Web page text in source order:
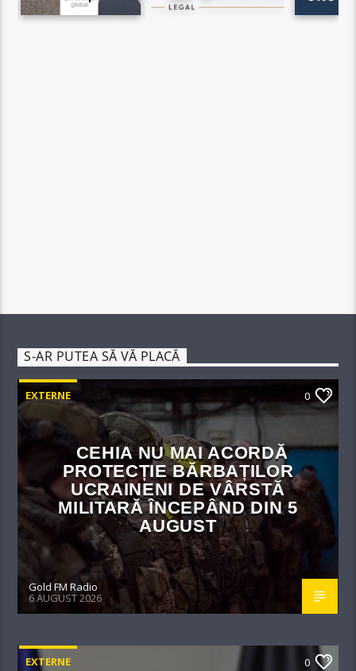
S-AR PUTEA SĂ VĂ PLACĂ
EXTERNE 0
CEHIA NU MAI ACORDĂ
PROTECȚIE BĂRBAȚILOR
UCRAINENI DE VÂRSTĂ
MILITARĂ ÎNCEPÂND DIN 5
AUGUST
Gold FM Radio
6 AUGUST 2026
EXTERNE 0